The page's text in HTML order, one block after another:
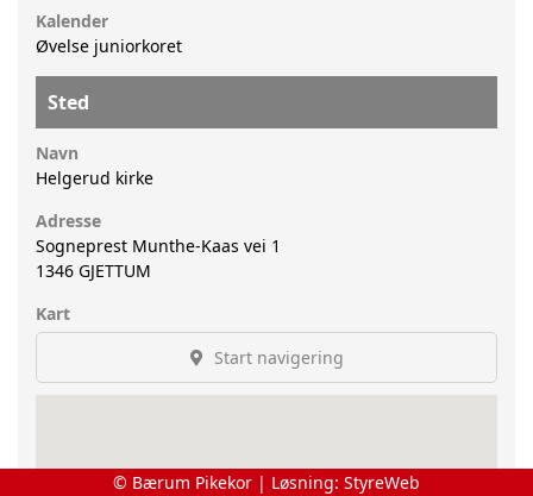
Kalender
Øvelse juniorkoret
Sted
Navn
Helgerud kirke
Adresse
Sogneprest Munthe-Kaas vei 1
1346 GJETTUM
Kart
Start navigering
© Bærum Pikekor | Løsning: StyreWeb